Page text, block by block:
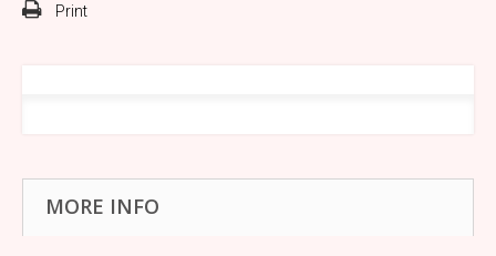
Print
MORE INFO